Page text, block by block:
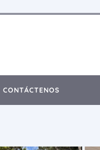
CONTÁCTENOS